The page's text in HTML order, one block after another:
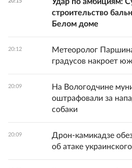
строительство
Белом доме
20:12
Метеоролог
градусов накроет
20:09
На Вологодчине
оштрафовали за
собаки
20:09
Дрон-камикадзе
об атаке